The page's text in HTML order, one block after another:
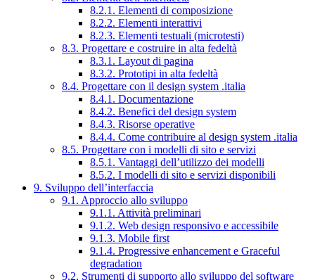
8.2.1. Elementi di composizione
8.2.2. Elementi interattivi
8.2.3. Elementi testuali (microtesti)
8.3. Progettare e costruire in alta fedeltà
8.3.1. Layout di pagina
8.3.2. Prototipi in alta fedeltà
8.4. Progettare con il design system .italia
8.4.1. Documentazione
8.4.2. Benefici del design system
8.4.3. Risorse operative
8.4.4. Come contribuire al design system .italia
8.5. Progettare con i modelli di sito e servizi
8.5.1. Vantaggi dell’utilizzo dei modelli
8.5.2. I modelli di sito e servizi disponibili
9. Sviluppo dell’interfaccia
9.1. Approccio allo sviluppo
9.1.1. Attività preliminari
9.1.2. Web design responsivo e accessibile
9.1.3. Mobile first
9.1.4. Progressive enhancement e Graceful
degradation
9.2. Strumenti di supporto allo sviluppo del software